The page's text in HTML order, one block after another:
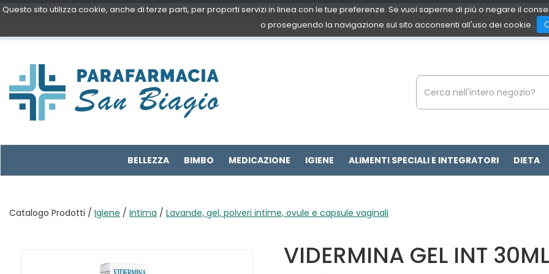
Passa
principale
Questo sito utilizza cookie, anche di terze parti, per proporti servizi in linea con le tue preferenze. Se vuoi saperne di più o negare il
o proseguendo la navigazione sul sito acconsenti all'uso dei cookie .
San
Biagio
Cerca
Prodotto
BELLEZZA BIMBO MEDICAZIONE IGIENE ALIMENTI SPECIALI E INTEGRATORI DIETA
Catalogo Prodotti / Igiene / Intima / Lavande, gel, polveri intime, ovule e capsule vaginali
VIDERMINA GEL INT 30ML